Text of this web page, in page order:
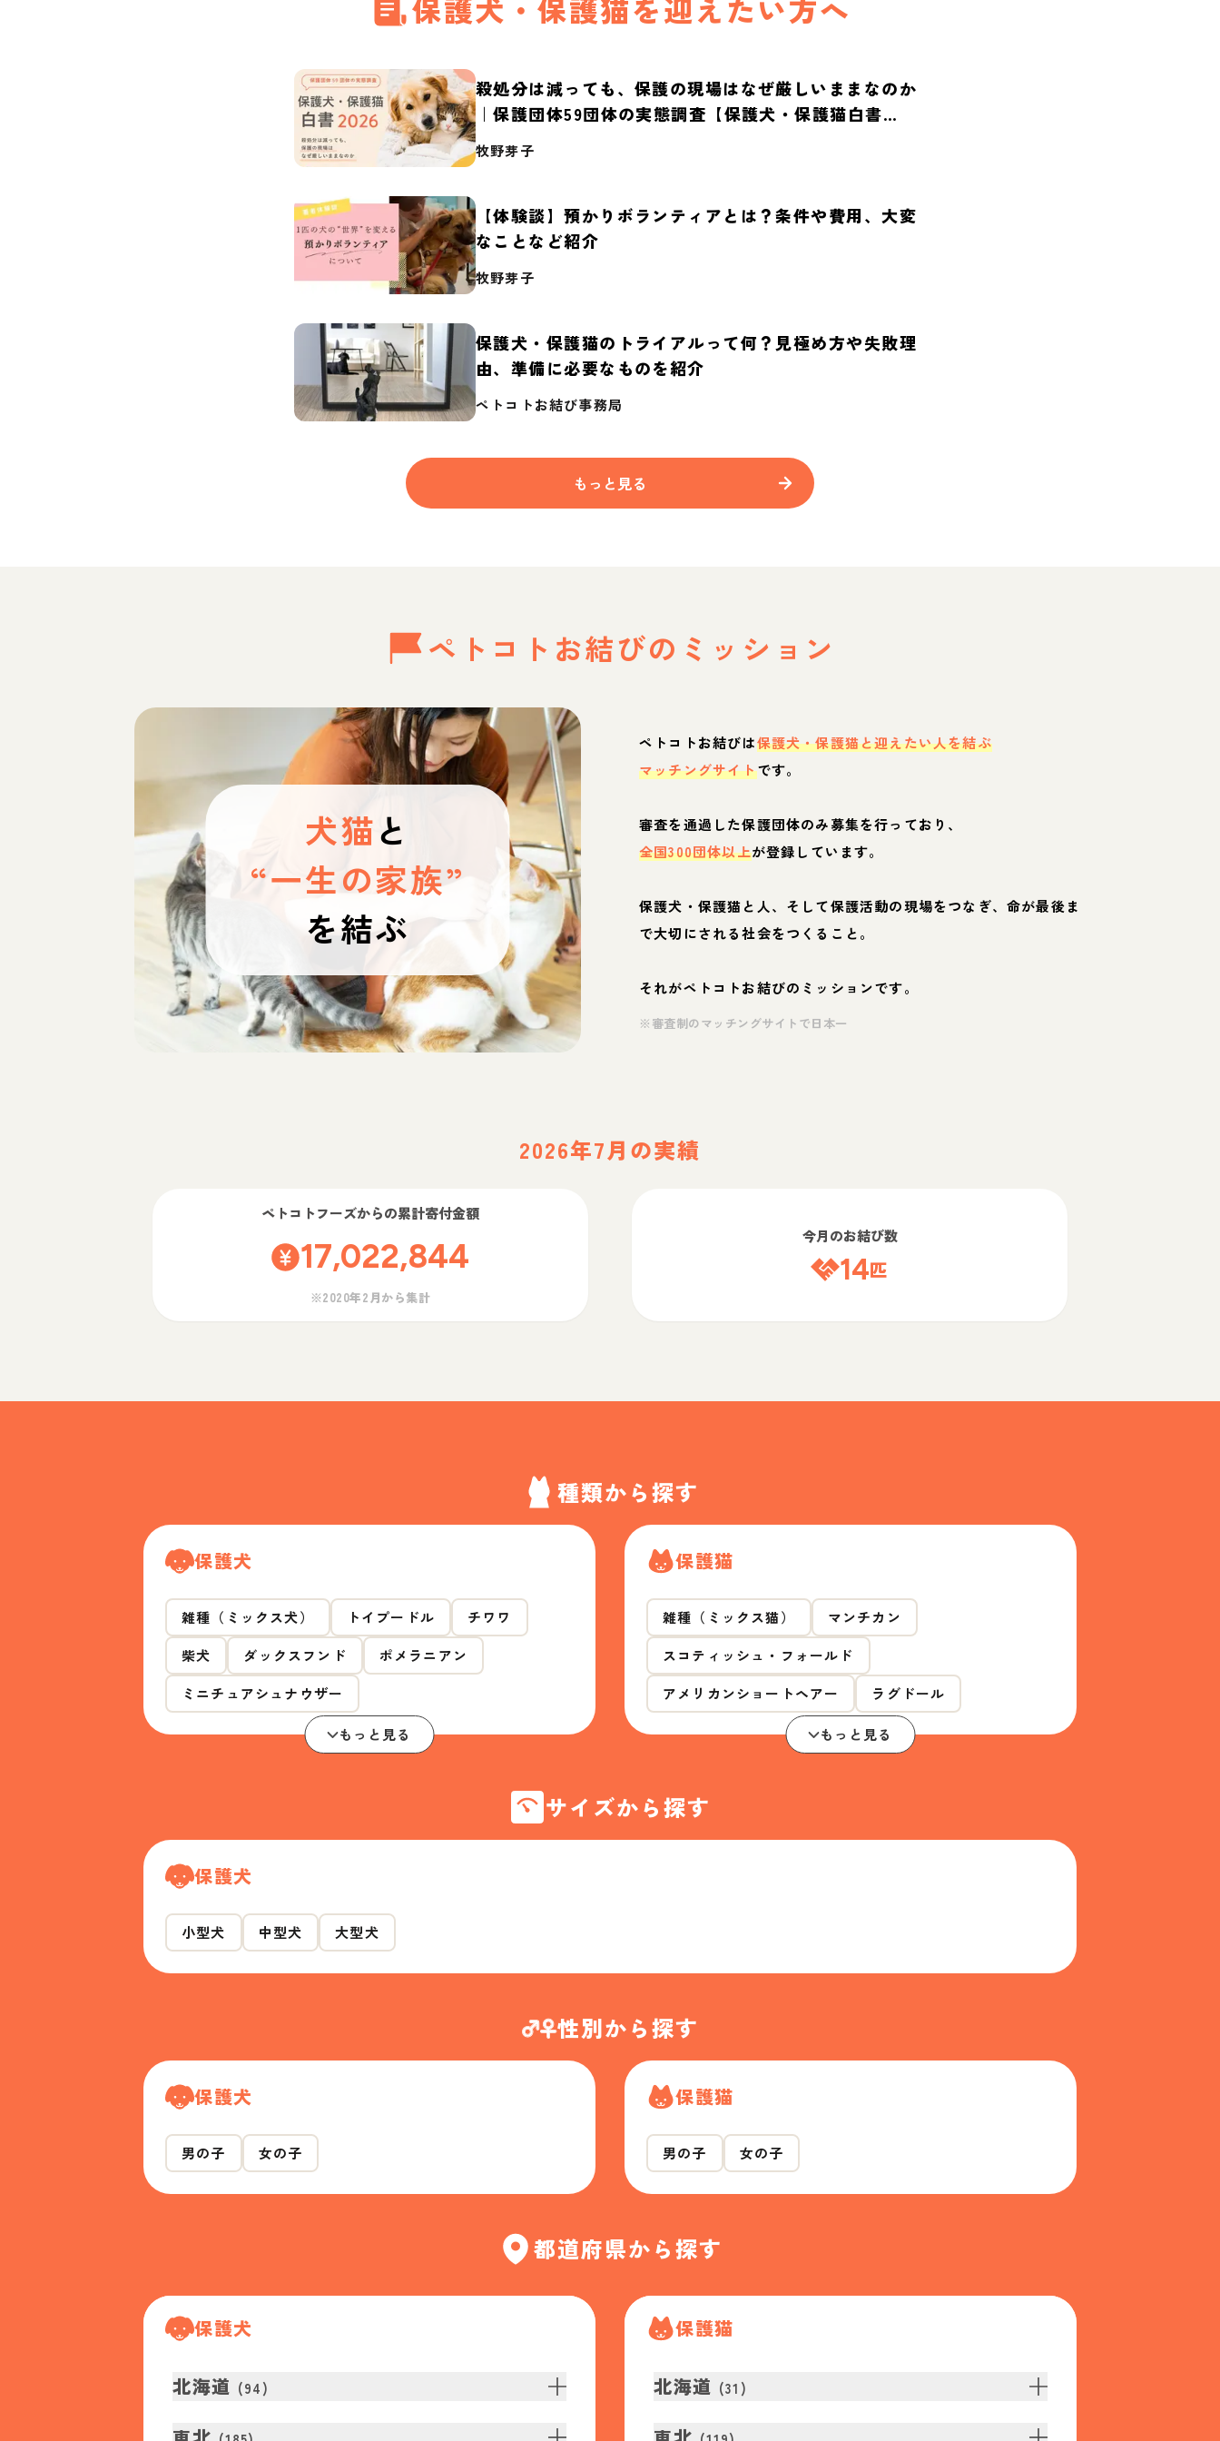
保護犬・保護猫を迎えたい方へ
殺処分は減っても、保護の現場はなぜ厳しいままなのか
｜保護団体59団体の実態調査【保護犬・保護猫白書
2026】
牧野芽子
【体験談】預かりボランティアとは？条件や費用、大変
なことなど紹介
牧野芽子
保護犬・保護猫のトライアルって何？見極め方や失敗理
由、準備に必要なものを紹介
ペトコトお結び事務局
もっと見る
ペトコトお結びの ミッション
犬猫と
“一生の家族”
を結ぶ
ペトコトお結びは保護犬・保護猫と迎えたい人を結ぶ
マッチングサイトです。
審査を通過した保護団体のみ募集を行っており、
全国300団体以上が登録しています。
保護犬・保護猫と人、そして保護活動の現場をつなぎ、命が最後ま
で大切にされる社会をつくること。
それがペトコトお結びのミッションです。
※審査制のマッチングサイトで日本一
2026年7月の実績
ペトコトフーズからの累計寄付金額
17,022,844
※2020年2月から集計
今月のお結び数
14匹
種類から探す
保護犬
雑種（ミックス犬） トイプードル
チワワ
柴犬
ダックスフンド
ポメラニアン
ミニチュアシュナウザー
もっと見る
保護猫
雑種（ミックス猫）
マンチカン
スコティッシュ・フォールド
アメリカンショートヘアー
ラグドール
もっと見る
サイズから探す
保護犬
小型犬 中型犬 大型犬
性別から探す
保護犬
男の子 女の子
保護猫
男の子 女の子
都道府県から探す
保護犬
北海道 (94)
保護猫
北海道 (31 )